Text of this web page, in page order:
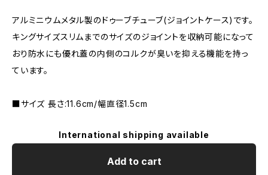
アルミニウムメタル製のドゥーブチューブ(ジョイントケース)です。
キングサイズスリムまでのサイズのジョイントを収納可能になって
おり防水にも優れ蓋の内側のコルクが臭いを抑える機能を持っ
ています。
■サイズ 長さ:11.6cm/幅直径1.5cm
International shipping available
Add to cart